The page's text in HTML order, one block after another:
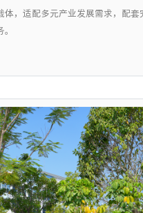
体，适配多元产业发展需求，配套